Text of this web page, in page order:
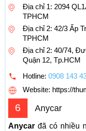
Địa chỉ 1: 2094
TPHCM
Địa chỉ 2: 42/3 Ấp
TPHCM
Địa chỉ 2: 40/74,
Quận 12, Tp.HCM
Hotline: 0908 143
Website: https://
6 Anycar
Anycar đã có nhiều